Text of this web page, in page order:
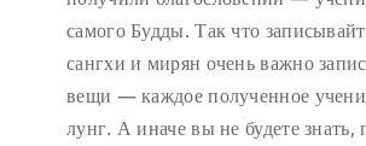
самого Будды. Так что
сангхи и мирян очень важно
вещи — каждое полученное
лунг. А иначе вы не будете знать,